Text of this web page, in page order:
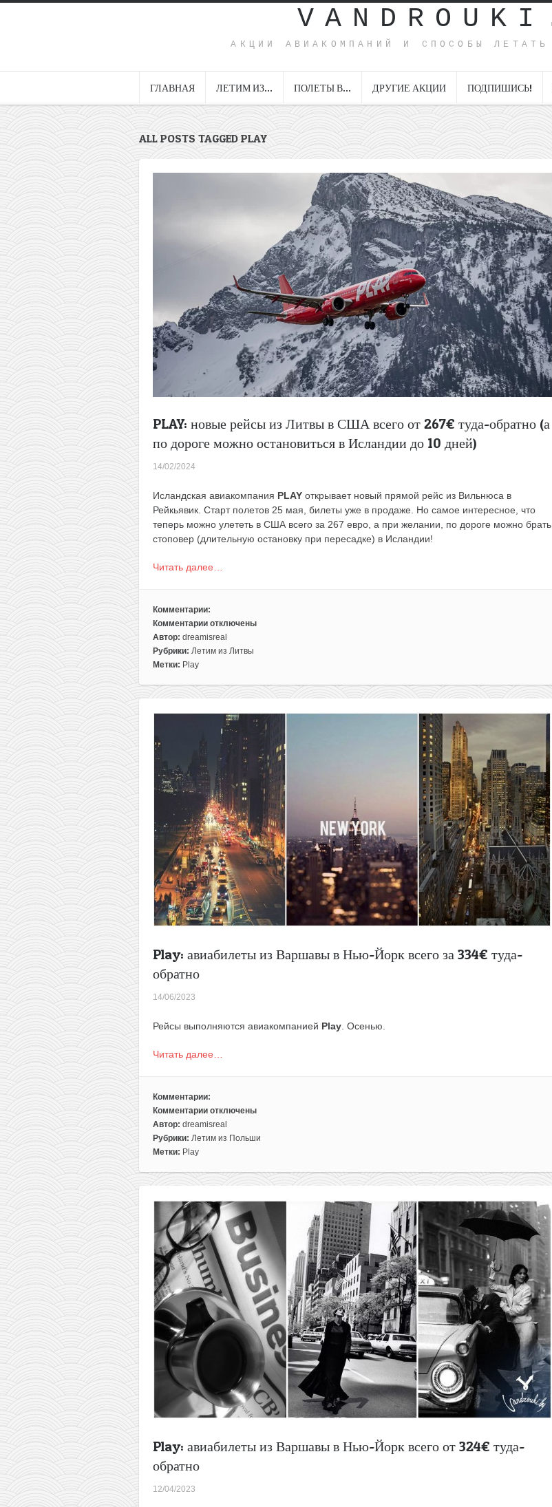
АКЦИИ АВИАКОМПАНИЙ И СПОСОБЫ ЛЕТАТЬ
ГЛАВНАЯ ЛЕТИМ ИЗ… ПОЛЕТЫ В… ДРУГИЕ АКЦИИ ПОДПИШИСЬ!
ALL POSTS TAGGED PLAY
PLAY: новые рейсы из Литвы в США всего от 267€ туда-обратно (а
по дороге можно остановиться в Исландии до 10 дней)
14/02/2024
Исландская авиакомпания PLAY открывает новый прямой рейс из Вильнюса в
Рейкьявик. Старт полетов 25 мая, билеты уже в продаже. Но самое интересное, что
теперь можно улететь в США всего за 267 евро, а при желании, по дороге можно брать
стоповер (длительную остановку при пересадке) в Исландии!
Читать далее…
Комментарии:
Комментарии
к
записи
PLAY:
рейсы
США
всего
от
267€
обратно
(а
дороге
можно
остановиться
в
Исландии
до
дней)
отключены
Автор: dreamisreal
Рубрики: Летим из Литвы
Метки: Play
Play: авиабилеты из Варшавы в Нью-Йорк всего за 334€ туда-
обратно
14/06/2023
Рейсы выполняются авиакомпанией Play . Осенью.
Читать далее…
Комментарии:
Комментарии
к
записи
Play:
Нью-
Йорк
всего
за
334€
туда-
обратно
отключены
Автор: dreamisreal
Рубрики: Летим из Польши
Метки: Play
Play: авиабилеты из Варшавы в Нью-Йорк всего от 324€ туда-
обратно
12/04/2023